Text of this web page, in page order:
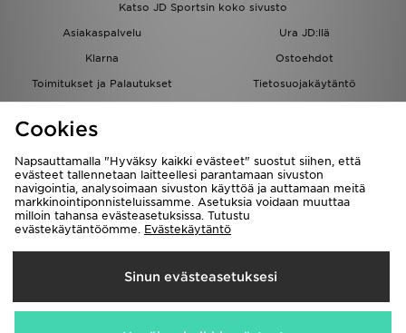
Katso JD Sportsin koko sivusto
Asiakaspalvelu
Ura JD:llä
Klarna
Ostoehdot
Toimitukset ja Palautukset
Tietosuojakäytäntö
Löydä myymälä
Kumppanuusohjelma
JD Blog
Toimitetaan
Suomi
Cookies
Napsauttamalla "Hyväksy kaikki evästeet" suostut siihen, että
evästeet tallennetaan laitteellesi parantamaan sivuston
navigointia, analysoimaan sivuston käyttöä ja auttamaan meitä
markkinointiponnisteluissamme. Asetuksia voidaan muuttaa
milloin tahansa evästeasetuksissa. Tutustu
evästekäytäntöömme. Evästekäytäntö
Sinun evästeasetuksesi